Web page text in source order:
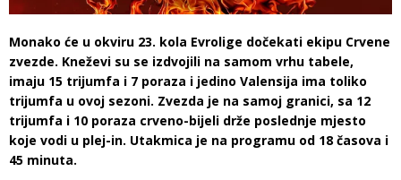
Monako će u okviru 23. kola Evrolige dočekati ekipu Crvene
zvezde. Kneževi su se izdvojili na samom vrhu tabele,
imaju 15 trijumfa i 7 poraza i jedino Valensija ima toliko
trijumfa u ovoj sezoni. Zvezda je na samoj granici, sa 12
trijumfa i 10 poraza crveno-bijeli drže poslednje mjesto
koje vodi u plej-in. Utakmica je na programu od 18 časova i
45 minuta.